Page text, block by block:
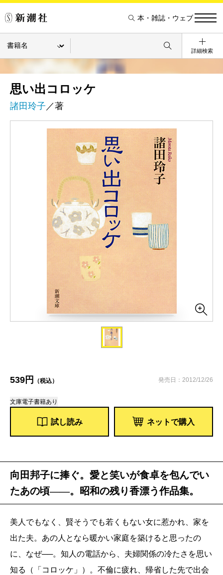
本・雑誌・ウェブ
詳細検索
思い出コロッケ
諸田玲子 ／著
539円 （税込） 発売日：2012/12/26
文庫電子書籍あり
試し読み ネットで購入
向田邦子に捧ぐ。愛と笑いが食卓を包んでい
たあの頃――。昭和の残り香漂う作品集。
美人でもなく、賢そうでも若くもない女に惹かれ、家を
出た夫。あの人となら暖かい家庭を築けると思ったの
に、なぜ──。知人の電話から、夫婦関係の冷たさを思い
知る（「コロッケ」）。不倫に疲れ、帰省した先で出会